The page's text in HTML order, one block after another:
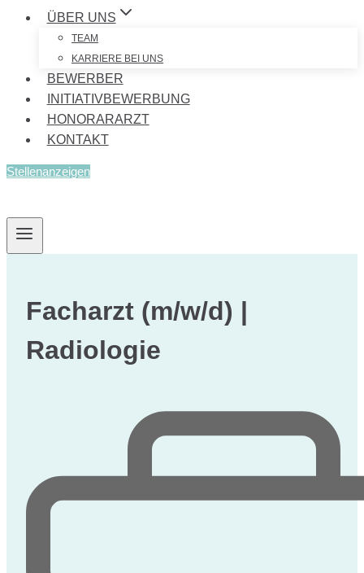
ÜBER UNS
TEAM
KARRIERE BEI UNS
BEWERBER
INITIATIVBEWERBUNG
HONORARARZT
KONTAKT
Stellenanzeigen
Facharzt (m/w/d) |
Radiologie